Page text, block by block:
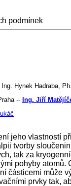
podmínek
Ing. Hynek Hadraba,
-- Ing. Jiří
jeho vlastností
tvorby
tak za
pohyby
částicemi
prvky tak,